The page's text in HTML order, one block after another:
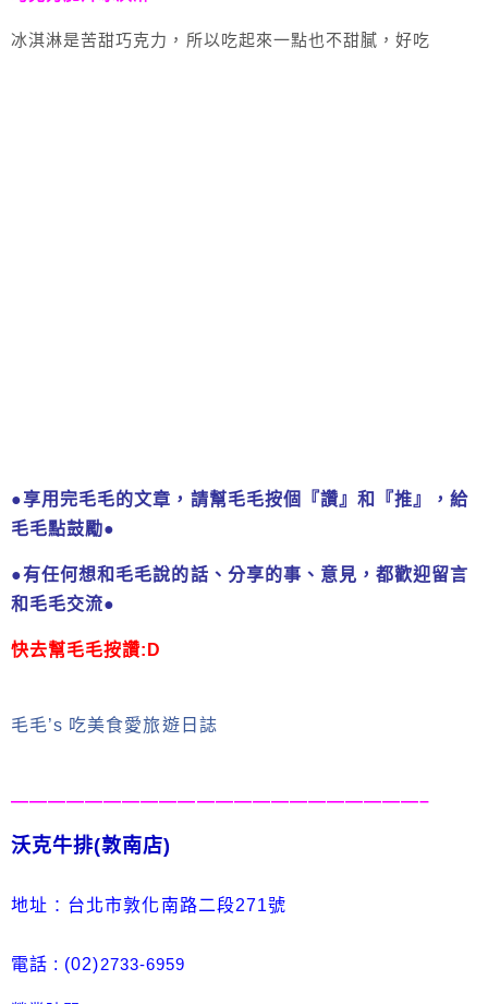
冰淇淋是苦甜巧克力，所以吃起來一點也不甜膩，好吃
●享用完毛毛的文章，請幫毛毛按個『讚』和『推』，給
毛毛點鼓勵●
●有任何想和毛毛說的話、分享的事、意見，都歡迎留言
和毛毛交流●
快去幫毛毛按讚:D
毛毛’s 吃美食愛旅遊日誌
——————————————————————–
沃克牛排(敦南店)
地址 : 台北市敦化南路二段271號
電話 : (02)2733-6959